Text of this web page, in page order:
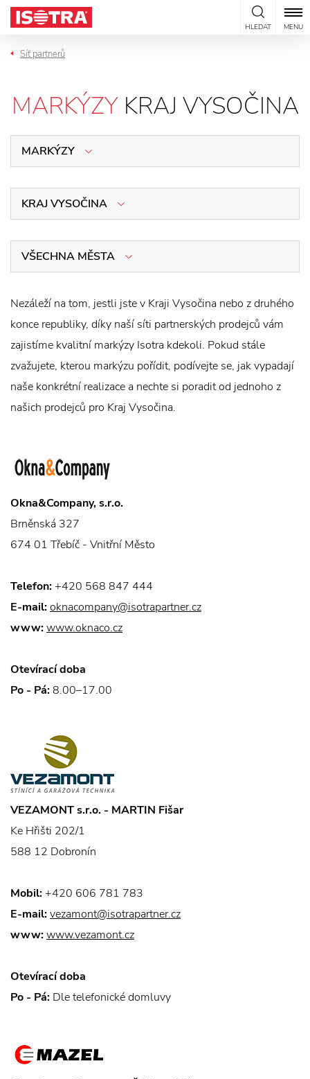
Přeskočit na obsah
HLEDAT MENU
Síť partnerů
MARKÝZYKRAJ VYSOČINA
MARKÝZY
KRAJ VYSOČINA
VŠECHNA MĚSTA
Nezáleží na tom, jestli jste v Kraji Vysočina nebo z druhého
konce republiky, díky naší síti partnerských prodejců vám
zajistíme kvalitní markýzy Isotra kdekoli. Pokud stále
zvažujete, kterou markýzu pořídit, podívejte se, jak vypadají
naše konkrétní realizace a nechte si poradit od jednoho z
našich prodejců pro Kraj Vysočina.
Okna&Company, s.r.o.
Brněnská 327
674 01 Třebíč - Vnitřní Město
Telefon: +420 568 847 444
E-mail:oknacompany@isotrapartner.cz
www:www.oknaco.cz
Otevírací doba
Po - Pá:8.00–17.00
VEZAMONT s.r.o. - MARTIN Fišar
Ke Hřišti 202/1
588 12 Dobronín
Mobil: +420 606 781 783
E-mail:vezamont@isotrapartner.cz
www:www.vezamont.cz
Otevírací doba
Po - Pá: Dle telefonické domluvy